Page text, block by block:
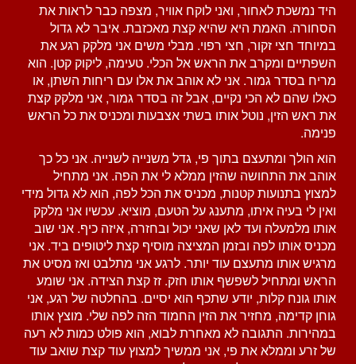
היד נמשכת לאחור, ואני לוקח אוויר, מצפה כבר לראות את
הסחורה. האמת היא שהיא קצת מאכזבת. איבר לא גדול
במיוחד חצי זקור, חצי רפוי. מבלי משים אני מלקק רגע את
השפתיים ומקרב את הראש אל הכלי. טעימה, ליקוק קטן. הוא
מריח בסדר גמור. אני לא אוהב את אלו עם ריחות השתן, או
כאלו שהם לא הכי נקיים, אבל זה בסדר גמור, אני מלקק קצת
את ראש הזין, נוטל אותו בשתי אצבעות ומכניס את כל הראש
פנימה.
הוא הולך ומתעצם בתוך פי, גדל משנייה לשנייה. אני כל כך
אוהב את התחושה שהזין ממלא לי את הפה. אני מתחיל
למצוץ בתנועות קטנות, מכניס את הכל לפה, הוא לא גדול מידי
ואין לי בעיה איתו, מתענג על הטעם, מוציא. עכשיו אני מלקק
אותו מלמעלה ועד לאן שאני יכול ובחזרה, איזה כיף. אני שוב
מכניס אותו לפה ובזמן המציצה מוסיף קצת ליטופים ביד. אני
מרגיש אותו מתעצם עוד יותר. לרגע אני מתלבט ואז מסיט את
הראש ומתחיל לשפשף אותו חזק. זז קצת הצידה. אני שומע
אותו גונח קלות, יודע שתכף הוא יסיים. בהחלטה של רגע, אני
גוחן קדימה, מחזיר את הזין החמוד הזה לפה שלי. מוצץ אותו
במהירות. התגובה לא מאחרת לבוא, הוא פולט כמות לא רעה
של זרע וממלא את פי, אני ממשיך למצוץ עוד קצת שואב עוד